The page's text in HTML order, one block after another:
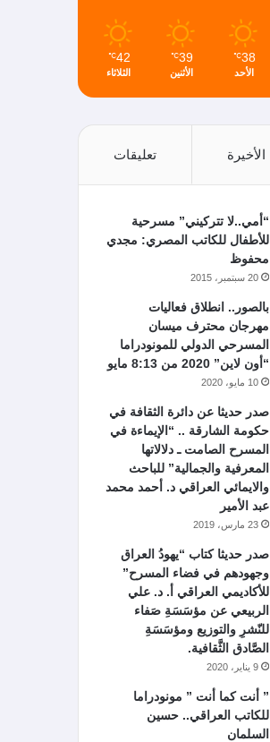
38
℃
الأحد
39
℃
الأثنين
42
℃
الثلاثاء
الأخيرة تعليقات
“أمي..لا تتركيني” مسرحية
للأطفال للكاتب المصري: مجدي
محفوظ
20 سبتمبر، 2015
بالصور.. انطلاق فعاليات
مهرجان محترف ميسان
المسرحي الدولي للمونودراما
“أون لاين” 2020 من 8:13 مايو
10 مايو، 2020
صدر حديثا عن دائرة الثقافة في
حكومة الشارقة .. “الإيماءة في
المسرح الصامت ـ دلالاتها
المعرفية والجمالية” للباحث
والايمائي العراقي د. أحمد محمد
عبد الأمير
23 مارس، 2019
صدر حديثا كتاب “يهودُ العراق
وجهودهم في فضاء المسرح”
للأكاديمي العراقي أ. د. علي
الربيعي عن مؤسَسَةِ صَفاء
للنّشرِ والتوزيع ومؤسَسَةِ
الصَّادق الثَّقافية.
9 يناير، 2020
” أنت كما أنت ” مونودراما
للكاتب العراقي.. حسين
السلمان